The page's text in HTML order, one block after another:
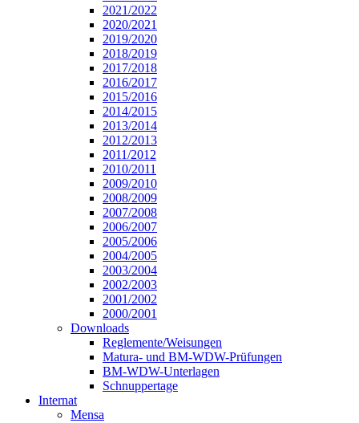
2021/2022
2020/2021
2019/2020
2018/2019
2017/2018
2016/2017
2015/2016
2014/2015
2013/2014
2012/2013
2011/2012
2010/2011
2009/2010
2008/2009
2007/2008
2006/2007
2005/2006
2004/2005
2003/2004
2002/2003
2001/2002
2000/2001
Downloads
Reglemente/Weisungen
Matura- und BM-WDW-Prüfungen
BM-WDW-Unterlagen
Schnuppertage
Internat
Mensa